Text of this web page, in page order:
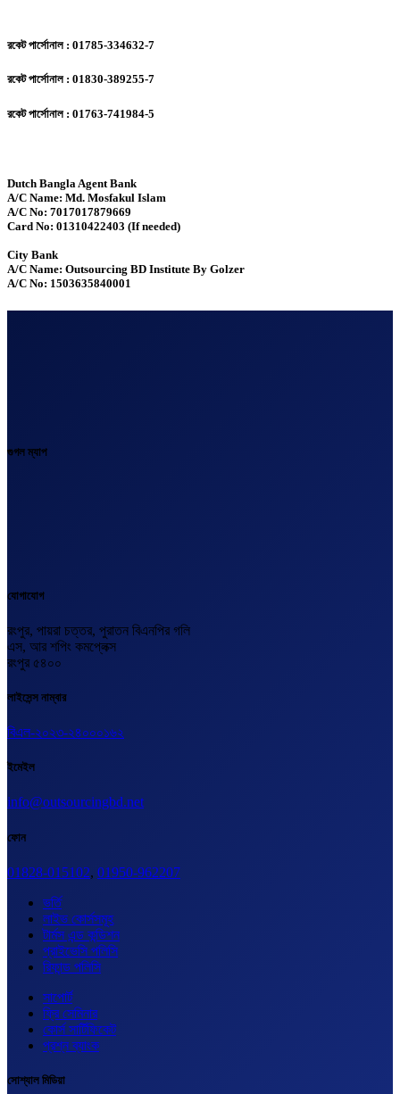
রকেট পার্সোনাল : 01785-334632-7
রকেট পার্সোনাল : 01830-389255-7
রকেট পার্সোনাল : 01763-741984-5
Dutch Bangla Agent Bank
A/C Name: Md. Mosfakul Islam
A/C No: 7017017879669
Card No: 01310422403 (If needed)
City Bank
A/C Name: Outsourcing BD Institute By Golzer
A/C No: 1503635840001
গুগল ম্যাপ
যোগাযোগ
রংপুর, পায়রা চত্তর, পুরাতন বিএনপির গলি
এস, আর শপিং কমপ্লেক্স
রংপুর ৫৪০০
লাইসেন্স নাম্বার
বিএল-২০২৩-২৪০০০১৬২
ইমেইল
info@outsourcingbd.net
ফোন
01828-015102, 01950-962207
ভর্তি
লাইভ কোর্সসমূহ
টার্মস এন্ড কন্ডিশন
প্রাইভেসি পলিসি
রিফান্ড পলিসি
সাপোর্ট
ফ্রি সেমিনার
কোর্স সার্টিফিকেট
প্রশ্ন ব্যাংক
সোশ্যাল মিডিয়া